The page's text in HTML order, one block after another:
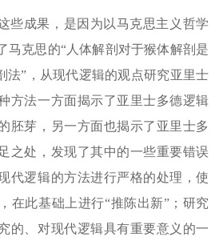
些成果，是因为以马克思主义哲学
马克思的“人体解剖对于猴体解剖是
法” ，从现代逻辑的观点研究亚里士
方法一方面揭示了亚里士多德逻辑
胚芽，另一方面也揭示了亚里士多
之处，发现了其中的一些重要错误
代逻辑的方法进行严格的处理，使
在此基础上进行“推陈出新”；研究
的、对现代逻辑具有重要意义的一